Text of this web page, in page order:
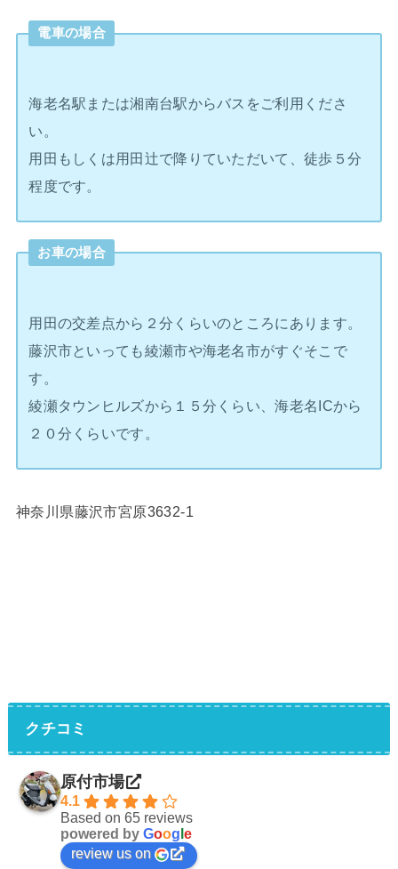
電車の場合
海老名駅または湘南台駅からバスをご利用くださ
い。
用田もしくは用田辻で降りていただいて、徒歩５分
程度です。
お車の場合
用田の交差点から２分くらいのところにあります。
藤沢市といっても綾瀬市や海老名市がすぐそこで
す。
綾瀬タウンヒルズから１５分くらい、海老名ICから
２０分くらいです。
神奈川県藤沢市宮原3632-1
クチコミ
原付市場
4.1
Based on 65 reviews
powered by Goog e
review us on